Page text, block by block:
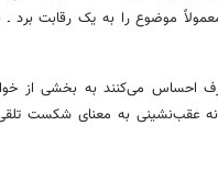
موضوع را به یک رقابت برد ـ
احساس می‌کنند به بخشی از
عقب‌نشینی به معنای شکست